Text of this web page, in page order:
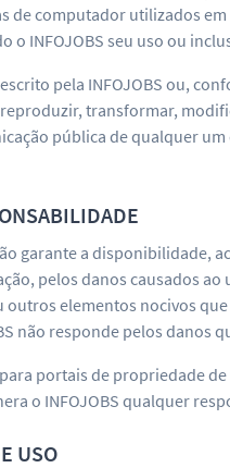
de computador utilizados
INFOJOBS seu uso ou
pela INFOJOBS ou,
transformar,
pública de qualquer
garante a
pelos danos causados
outros elementos nocivos
não responde pelos danos
portais de propriedade
o INFOJOBS qualquer
USO